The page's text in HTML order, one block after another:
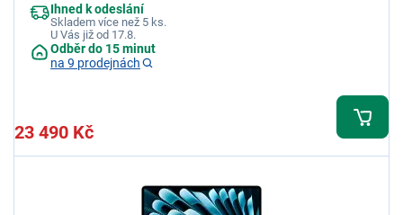
Ihned k odeslání
Skladem více než 5 ks.
U Vás již od 17.8.
Odběr do 15 minut
na 9 prodejnách
23 490 Kč